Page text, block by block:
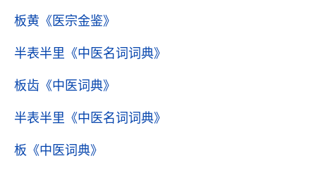
板黄 《医宗金鉴》
半表半里 《中医名词词典》
板齿 《中医词典》
半表半里 《中医名词词典》
板 《中医词典》